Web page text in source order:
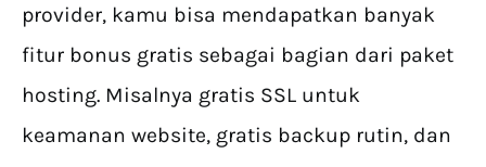
provider, kamu bisa mendapatkan banyak
fitur bonus gratis sebagai bagian dari paket
hosting. Misalnya gratis SSL untuk
keamanan website, gratis backup rutin, dan